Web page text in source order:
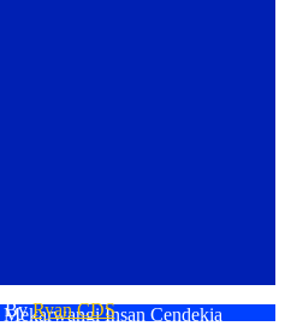
Insan Cendekia
By Ryan CDS